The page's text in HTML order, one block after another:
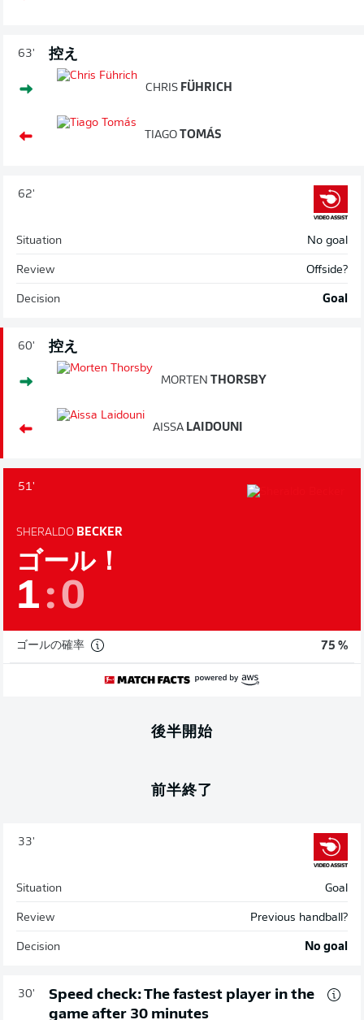
63' 控え
CHRIS FÜHRICH
TIAGO TOMÁS
62'
Situation No goal
Review Offside?
Decision Goal
60' 控え
MORTEN THORSBY
AISSA LAIDOUNI
51'
SHERALDO BECKER
ゴール！
1:0
ゴールの確率 75 %
後半開始
前半終了
33'
Situation Goal
Review Previous handball?
Decision No goal
30'
Speed check: The fastest player in the
game after 30 minutes